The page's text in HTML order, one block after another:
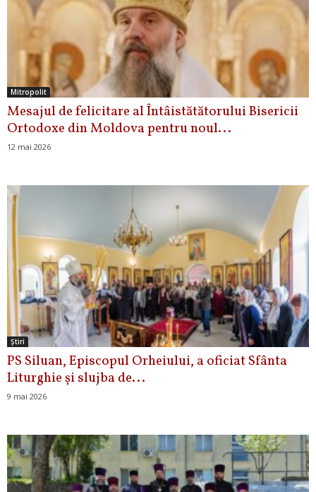
Mitropolit
Mesajul de felicitare al Întâistătătorului Bisericii
Ortodoxe din Moldova pentru noul...
12 mai 2026
Ştiri
PS Siluan, Episcopul Orheiului, a oficiat Sfânta
Liturghie și slujba de...
9 mai 2026